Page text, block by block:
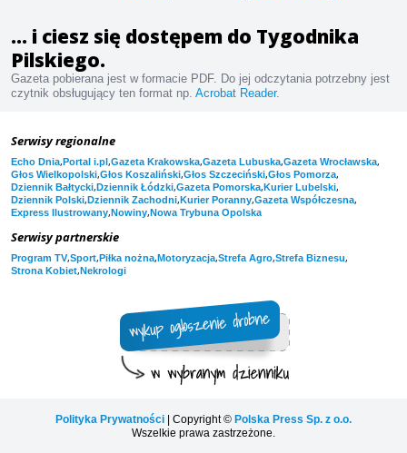
... i ciesz się dostępem do Tygodnika
Pilskiego.
Gazeta pobierana jest w formacie PDF. Do jej odczytania potrzebny jest
czytnik obsługujący ten format np. Acrobat Reader.
Serwisy regionalne
Echo Dnia,Portal i.pl,Gazeta Krakowska,Gazeta Lubuska,Gazeta Wrocławska,
Głos Wielkopolski,Głos Koszaliński,Głos Szczeciński,Głos Pomorza,
Dziennik Bałtycki,Dziennik Łódzki,Gazeta Pomorska,Kurier Lubelski,
Dziennik Polski,Dziennik Zachodni,Kurier Poranny,Gazeta Współczesna,
Express Ilustrowany,Nowiny,Nowa Trybuna Opolska
Serwisy partnerskie
Program TV,Sport,Piłka nożna,Motoryzacja,Strefa Agro,Strefa Biznesu,
Strona Kobiet,Nekrologi
Polityka Prywatności | Copyright © Polska Press Sp. z o.o.
Wszelkie prawa zastrzeżone.